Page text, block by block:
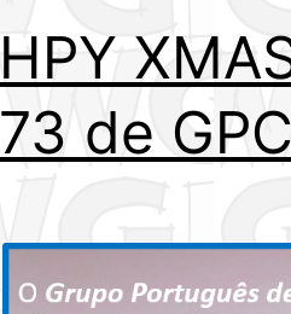
HPY
73 de